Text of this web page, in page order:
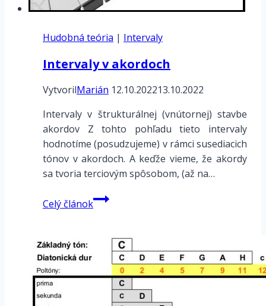
Hudobná teória | Intervaly
Intervaly v akordoch
VytvorilMarián 12.10.202213.10.2022
Intervaly v štrukturálnej (vnútornej) stavbe
akordov Z tohto pohľadu tieto intervaly
hodnotíme (posudzujeme) v rámci susediacich
tónov v akordoch. A keďže vieme, že akordy
sa tvoria terciovým spôsobom, (až na…
Celý článokIntervaly
v